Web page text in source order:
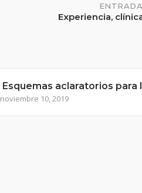
Experiencia,
Esquemas aclaratorios para
noviembre 10, 2019